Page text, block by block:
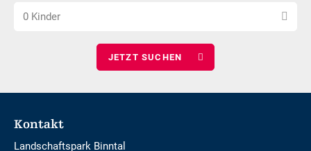
wählen
Anzahl
0 Kinder
Footer
Kontakt
Landschaftspark Binntal